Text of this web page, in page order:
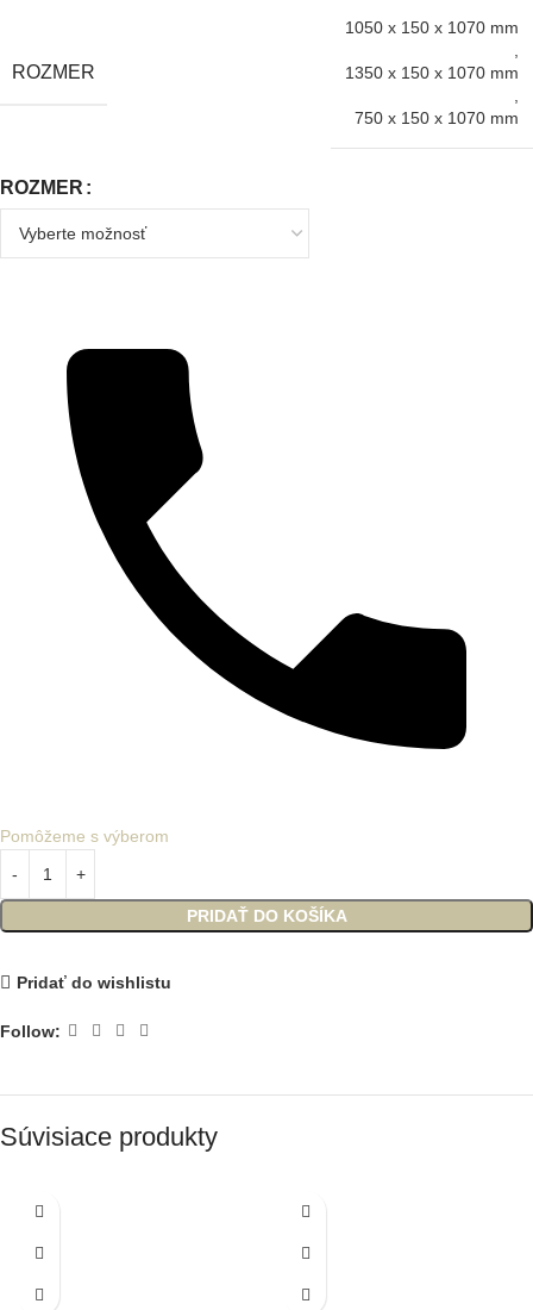
ROZMER
1050 x 150 x 1070 mm
,
1350 x 150 x 1070 mm
,
750 x 150 x 1070 mm
ROZMER
PRIDAŤ DO KOŠÍKA
Pomôžeme s výberom
Pridať do wishlistu
Follow:
Súvisiace produkty